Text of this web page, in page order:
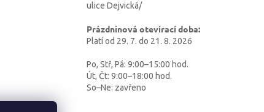
ulice Dejvická/
Prázdninová otevírací doba:
Platí od 29. 7. do 21. 8. 2026
Po, Stř, Pá: 9:00–15:00 hod.
Út, Čt: 9:00–18:00 hod.
So–Ne: zavřeno